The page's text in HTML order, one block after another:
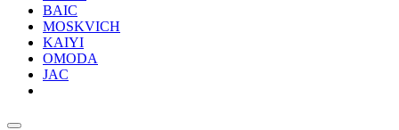
BAIC
MOSKVICH
KAIYI
OMODA
JAC